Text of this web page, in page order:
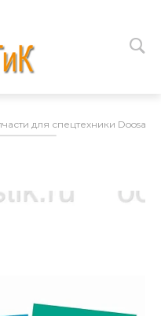
для спецтехники Doosan